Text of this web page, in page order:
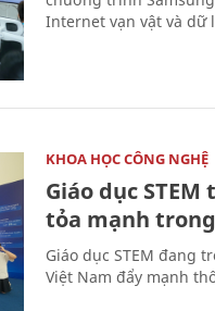
Internet vạn vật và dữ
KHOA HỌC CÔNG NGHỆ
Giáo dục
tỏa mạnh
Giáo dục STEM đang
Việt Nam đẩy mạnh